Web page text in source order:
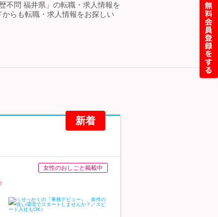
不問 福井県」の転職・求人情報を
らも転職・求人情報をお探しい
新着
女性のおしごと掲載中